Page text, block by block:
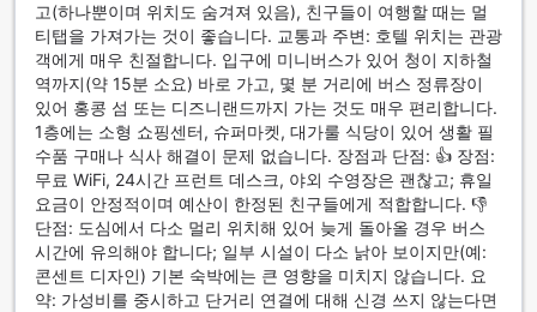
램블러 오아시스 호텔의 다양한 객실 선택과 최고의 예약 혜택
홍콩의 램블러 오아시스 호텔은 여행객들의 다양한 숙박 요구
를 충족시키는 폭넓은 객실 선택을 자랑합니다. 14제곱미터의
슈피리어룸은 2개의 싱글 침대 또는 1개의 퀸 침대를 제공하며,
28제곱미터의 디럭스룸은 더 넓은 공간과 함께 2개의 싱글 침
대 또는 1개의 킹 침대를 선택할 수 있습니다. 가족이나 그룹 여
행객을 위해 26제곱미터의 패밀리 어진닝룸은 4개의 싱글 침대
또는 2개의 싱글 침대, 또는 1개의 더블 침대를 갖추고 있어 편
안한 숙박이 가능합니다.
홍콩의 활기찬 중심지, 타싱 이의 매력 탐방
고(하나뿐이며 위치도 숨겨져 있음), 친구들이 여행할 때는 멀
티탭을 가져가는 것이 좋습니다. 교통과 주변: 호텔 위치는 관광
객에게 매우 친절합니다. 입구에 미니버스가 있어 청이 지하철
역까지(약 15분 소요) 바로 가고, 몇 분 거리에 버스 정류장이
있어 홍콩 섬 또는 디즈니랜드까지 가는 것도 매우 편리합니다.
1층에는 소형 쇼핑센터, 슈퍼마켓, 대가룰 식당이 있어 생활 필
수품 구매나 식사 해결이 문제 없습니다. 장점과 단점: 👍 장점:
무료 WiFi, 24시간 프런트 데스크, 야외 수영장은 괜찮고; 휴일
요금이 안정적이며 예산이 한정된 친구들에게 적합합니다. 👎
단점: 도심에서 다소 멀리 위치해 있어 늦게 돌아올 경우 버스
시간에 유의해야 합니다; 일부 시설이 다소 낡아 보이지만(예:
콘센트 디자인) 기본 숙박에는 큰 영향을 미치지 않습니다. 요
약: 가성비를 중시하고 단거리 연결에 대해 신경 쓰지 않는다면